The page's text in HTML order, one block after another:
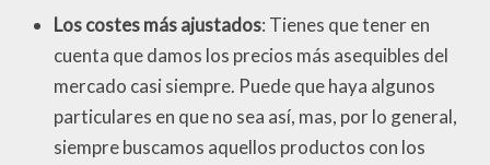
Los costes más ajustados: Tienes que tener en
cuenta que damos los precios más asequibles del
mercado casi siempre. Puede que haya algunos
particulares en que no sea así, mas, por lo general,
siempre buscamos aquellos productos con los